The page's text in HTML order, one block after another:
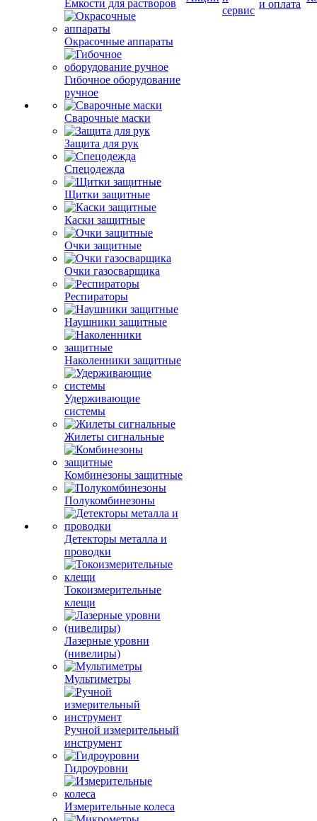
Емкости для растворов
Окрасочные аппараты
Гибочное оборудование
ручное
Сварочные маски
Защита для рук
Спецодежда
Щитки защитные
Каски защитные
Очки защитные
Очки газосварщика
Респираторы
Наушники защитные
Наколенники защитные
Удерживающие
системы
Жилеты сигнальные
Комбинезоны защитные
Полукомбинезоны
Детекторы металла и
проводки
Токоизмерительные
клещи
Лазерные уровни
(нивелиры)
Мультиметры
Ручной измерительный
инструмент
Гидроуровни
Измерительные колеса
сервис
и оплата